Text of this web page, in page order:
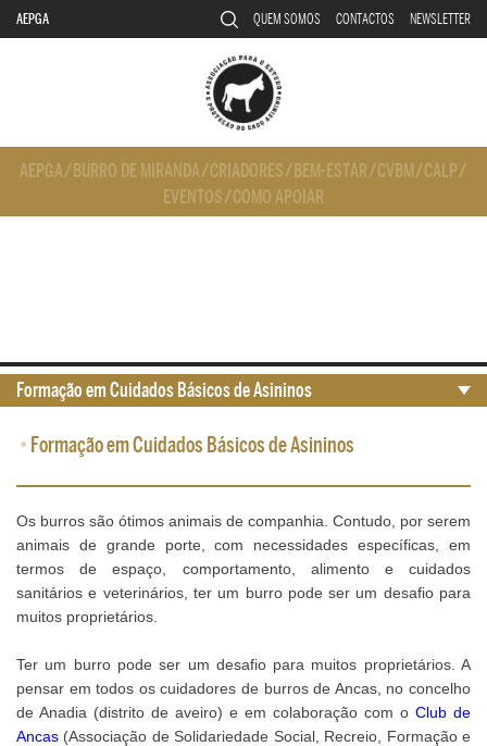
AEPGA QUEM SOMOS CONTACTOS NEWSLETTER
AEPGA/ BURRO DE MIRANDA/CRIADORES/ BEM-ESTAR/CVBM/CALP/
EVENTOS/COMO APOIAR
• Formação em Cuidados Básicos de Asininos
Os burros são ótimos animais de companhia. Contudo, por serem
animais de grande porte, com necessidades específicas, em
termos de espaço, comportamento, alimento e cuidados
sanitários e veterinários, ter um burro pode ser um desafio para
muitos proprietários.
Ter um burro pode ser um desafio para muitos proprietários. A
pensar em todos os cuidadores de burros de Ancas, no concelho
de Anadia (distrito de aveiro) e em colaboração com o Club de
Ancas (Associação de Solidariedade Social, Recreio, Formação e
Formação em Cuidados Básicos de Asininos